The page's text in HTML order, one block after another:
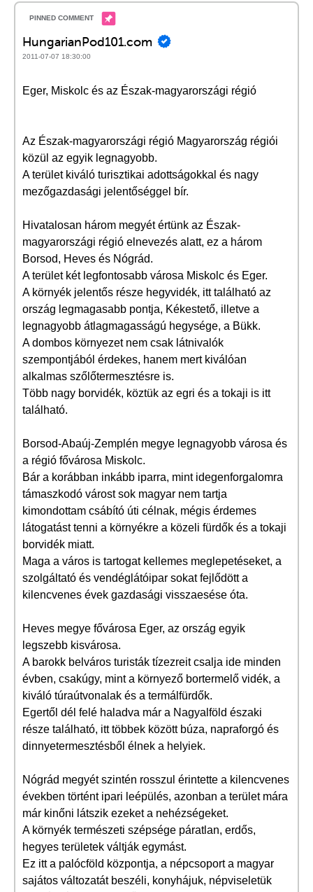
HungarianPod101.com
2011-07-07 18:30:00
Eger, Miskolc és az Észak-magyarországi régió
Az Észak-magyarországi régió Magyarország régiói
közül az egyik legnagyobb.
A terület kiváló turisztikai adottságokkal és nagy
mezőgazdasági jelentőséggel bír.
Hivatalosan három megyét értünk az Észak-
magyarországi régió elnevezés alatt, ez a három
Borsod, Heves és Nógrád.
A terület két legfontosabb városa Miskolc és Eger.
A környék jelentős része hegyvidék, itt található az
ország legmagasabb pontja, Kékestető, illetve a
legnagyobb átlagmagasságú hegysége, a Bükk.
A dombos környezet nem csak látnivalók
szempontjából érdekes, hanem mert kiválóan
alkalmas szőlőtermesztésre is.
Több nagy borvidék, köztük az egri és a tokaji is itt
található.
Borsod-Abaúj-Zemplén megye legnagyobb városa és
a régió fővárosa Miskolc.
Bár a korábban inkább iparra, mint idegenforgalomra
támaszkodó várost sok magyar nem tartja
kimondottam csábító úti célnak, mégis érdemes
látogatást tenni a környékre a közeli fürdők és a tokaji
borvidék miatt.
Maga a város is tartogat kellemes meglepetéseket, a
szolgáltató és vendéglátóipar sokat fejlődött a
kilencvenes évek gazdasági visszaesése óta.
Heves megye fővárosa Eger, az ország egyik
legszebb kisvárosa.
A barokk belváros turisták tízezreit csalja ide minden
évben, csakúgy, mint a környező bortermelő vidék, a
kiváló túraútvonalak és a termálfürdők.
Egertől dél felé haladva már a Nagyalföld északi
része található, itt többek között búza, napraforgó és
dinnyetermesztésből élnek a helyiek.
Nógrád megyét szintén rosszul érintette a kilencvenes
években történt ipari leépülés, azonban a terület mára
már kinőni látszik ezeket a nehézségeket.
A környék természeti szépsége páratlan, erdős,
hegyes területek váltják egymást.
Ez itt a palócföld központja, a népcsoport a magyar
sajátos változatát beszéli, konyhájuk, népviseletük